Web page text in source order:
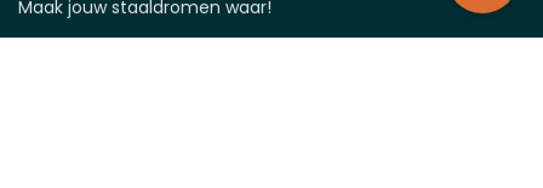
Maak jouw staaldromen waar!